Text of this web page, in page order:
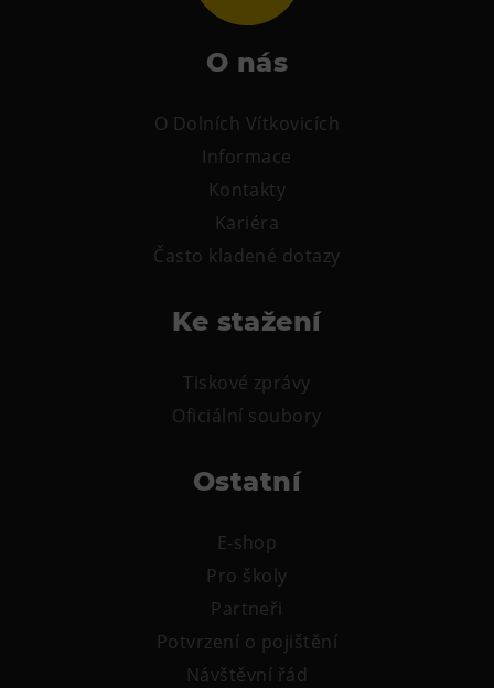
O nás
O Dolních Vítkovicích
Informace
Kontakty
Kariéra
Často kladené dotazy
Ke stažení
Tiskové zprávy
Oficiální soubory
Ostatní
E-shop
Pro školy
Partneři
Potvrzení o pojištění
Návštěvní řád